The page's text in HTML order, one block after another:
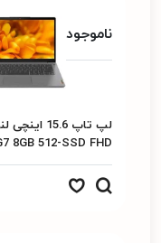
ناموجود
8GB 512-SSD FHD
2GB Integrated